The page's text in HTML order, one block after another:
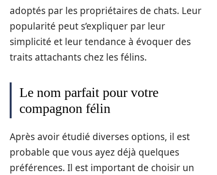
adoptés par les propriétaires de chats. Leur
popularité peut s’expliquer par leur
simplicité et leur tendance à évoquer des
traits attachants chez les félins.
Le nom parfait pour votre
compagnon félin
Après avoir étudié diverses options, il est
probable que vous ayez déjà quelques
préférences. Il est important de choisir un